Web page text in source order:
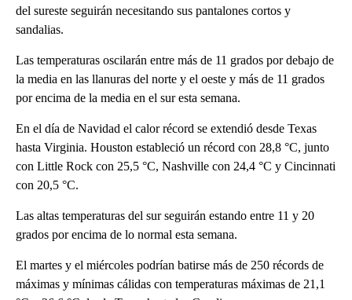
del sureste seguirán necesitando sus pantalones cortos y
sandalias.
Las temperaturas oscilarán entre más de 11 grados por debajo de
la media en las llanuras del norte y el oeste y más de 11 grados
por encima de la media en el sur esta semana.
En el día de Navidad el calor récord se extendió desde Texas
hasta Virginia. Houston estableció un récord con 28,8 °C, junto
con Little Rock con 25,5 °C, Nashville con 24,4 °C y Cincinnati
con 20,5 °C.
Las altas temperaturas del sur seguirán estando entre 11 y 20
grados por encima de lo normal esta semana.
El martes y el miércoles podrían batirse más de 250 récords de
máximas y mínimas cálidas con temperaturas máximas de 21,1